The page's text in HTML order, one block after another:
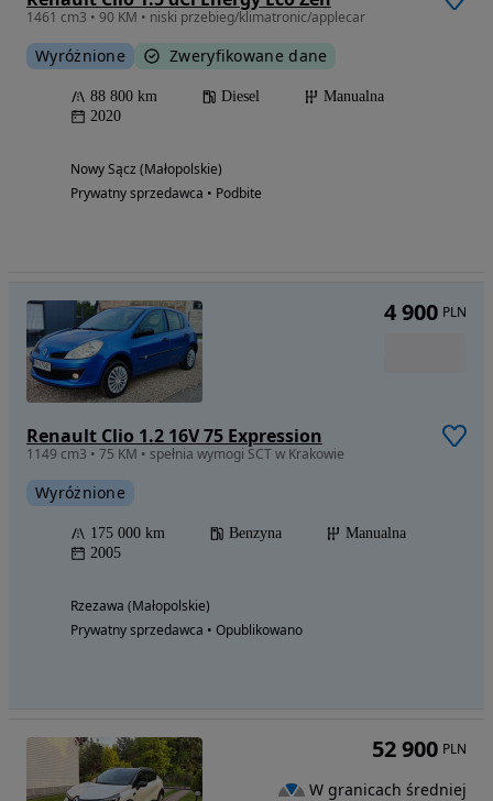
1461 cm3 • 90 KM • niski przebieg/klimatronic/applecar
Wyróżnione Zweryfikowane dane
88 800 km Diesel
Manualna
2020
Nowy Sącz (Małopolskie)
Prywatny sprzedawca • Podbite
Renault Clio 1.2 16V 75 Expression
1149 cm3 • 75 KM • spełnia wymogi SCT w Krakowie
Wyróżnione
175 000 km Benzyna
Manualna
2005
Rzezawa (Małopolskie)
Prywatny sprzedawca • Opublikowano
4 900 PLN
52 900 PLN
W granicach średniej